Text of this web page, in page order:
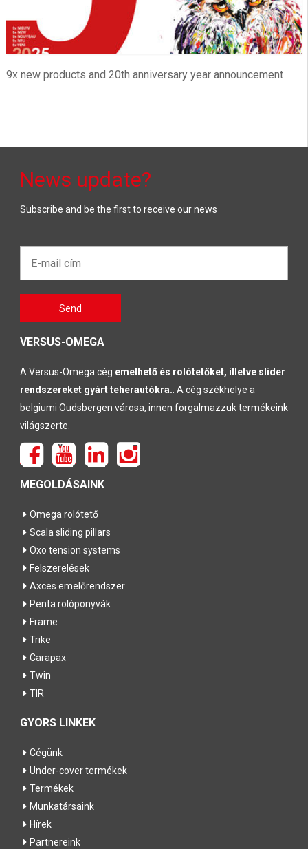
9x new products and 20th anniversary year announcement
News update?
Subscribe and be the first to receive our news
mail
cím*
laten
Send
VERSUS-OMEGA
A Versus-Omega cég emelhető és rolótetőket, illetve slider
rendszereket gyárt teherautókra.. A cég székhelye a
belgiumi Oudsbergen városa, innen forgalmazzuk termékeink
világszerte.
MEGOLDÁSAINK
Omega rolótető
Scala sliding pillars
Oxo tension systems
Felszerelések
Axces emelőrendszer
Penta rolóponyvák
Frame
Trike
Carapax
Twin
TIR
GYORS LINKEK
Cégünk
Under-cover termékek
Termékek
Munkatársaink
Hírek
Partnereink